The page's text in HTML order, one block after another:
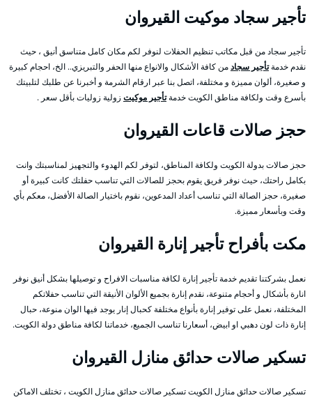
تأجير سجاد موكيت القيروان
تأجير سجاد من قبل مكاتب تنظيم الحفلات لنوفر لكم مكان كامل متناسق أنيق ، حيث
نقدم خدمةتأجير سجادمن كافة الأشكال والانواع منها الحفر والتبريزي.. الخ، احجام كبيرة
و صغيرة، ألوان مميزة و مختلفة، اتصل بنا عبر ارقام الشرمة و أخبرنا عن طلبك لتلبيتك
بأسرع وقت ولكافة مناطق الكويت خدمةتأجير موكيت زولية زوليات بأقل سعر .
حجز صالات قاعات القيروان
حجز صالات بدولة الكويت ولكافة المناطق، لتوفر لكم الهدوء والتجهيز لمناسبتك وانت
بكامل راحتك، حيث نوفر فريق يقوم بحجز للصالات التي تناسب حفلتك كانت كبيرة أو
صغيرة، حجز الصالة التي تناسب أعداد المدعوين، نقوم باختيار الصالة الأفضل، معكم بأي
وقت وبأسعار مميزة.
مكت بأفراح تأجير إنارة القيروان
نعمل بشركتنا تقديم خدمة تأجير إنارة لكافة مناسبات الافراح و توصيلها بشكل أنيق نوفر
انارة بأشكال و أحجام متنوعة، نقدم إنارة بجميع الألوان الأنيقة التي تناسب حفلاتكم
المختلفة، نعمل على توفير إنارة بأنواع مختلفة كحبال إنار يوجد فيها الوان منوعة، حبال
إنارة ذات لون دهبي او ابيض، أسعارنا تناسب الجميع، خدماتنا لكافة مناطق دولة الكويت.
تسكير صالات حدائق منازل القيروان
تسكير صالات حدائق منازل الكويت تسكير صالات حدائق منازل الكويت ، تختلف الاماكن